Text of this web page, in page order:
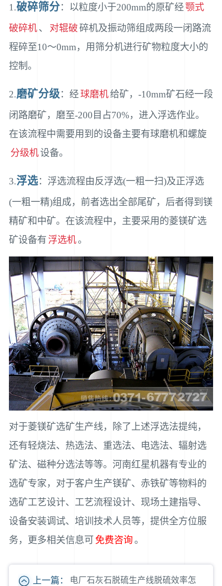
1.破碎筛分：以粒度小于200mm的原矿经颚式
破碎机、 对辊破碎机及振动筛组成两段一闭路流
程碎至10～0mm，用筛分机进行矿物粒度大小的
控制。
2.磨矿分级：经球磨机给矿，-10mm矿石经一段
闭路磨矿，磨至-200目占70%，进入浮选作业。
在该流程中需要用到的设备主要有球磨机和螺旋
分级机设备。
3.浮选：浮选流程由反浮选(一粗一扫)及正浮选
(一粗一精)组成，前者选出全部尾矿，后者得到镁
精矿和中矿。在该流程中，主要采用的菱镁矿选
矿设备有 浮选机。
对于菱镁矿选矿生产线，除了上述浮选法提纯，
还有轻烧法、热选法、重选法、电选法、辐射选
矿法、磁种分选法等等。河南红星机器有专业的
选矿专家，对于客户生产镁矿、赤铁矿等物料的
选矿工艺设计、工艺流程设计、现场土建指导、
设备安装调试、培训技术人员等，提供全方位服
务，更多相关信息可 免费咨询 。
上一篇： 电厂石灰石脱硫生产线脱硫效率怎